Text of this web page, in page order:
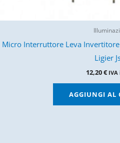
Micro Interruttore Leva
Ligier
12,20€ IVA
AGGIUNGI AL